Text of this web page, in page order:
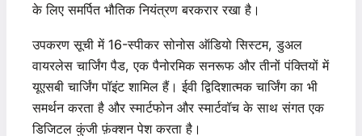
के लिए समर्पित भौतिक नियंत्रण बरकरार रखा है।
उपकरण सूची में 16-स्पीकर सोनोस ऑडियो सिस्टम, डुअल
वायरलेस चार्जिंग पैड, एक पैनोरमिक सनरूफ और तीनों पंक्तियों में
यूएसबी चार्जिंग पॉइंट शामिल हैं। ईवी द्विदिशात्मक चार्जिंग का भी
समर्थन करता है और स्मार्टफोन और स्मार्टवॉच के साथ संगत एक
डिजिटल कुंजी फ़ंक्शन पेश करता है।